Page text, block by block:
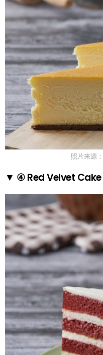
照片来源：
▼ ④ Red Velvet Cake